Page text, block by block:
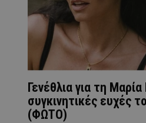
Γενέθλια για τη
συγκινητικές ευχές
(ΦΩΤΟ)